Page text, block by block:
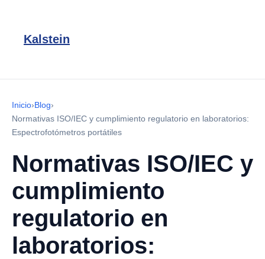
Kalstein
Inicio›Blog›
Normativas ISO/IEC y cumplimiento regulatorio en laboratorios:
Espectrofotómetros portátiles
Normativas ISO/IEC y
cumplimiento
regulatorio en
laboratorios: